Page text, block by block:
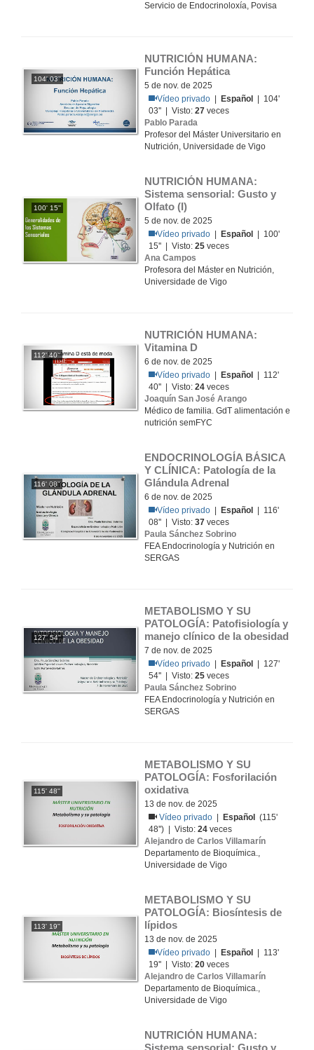
Servicio de Endocrinoloxía, Povisa
104' 03''
NUTRICIÓN HUMANA:
Función Hepática
5 de nov. de 2025
Vídeo privado
Español
| 104'
03'' | Visto:27 veces
Pablo Parada
Profesor del Máster Universitario en
Nutrición, Universidade de Vigo
100' 15''
NUTRICIÓN HUMANA:
Sistema sensorial: Gusto y
Olfato (I)
5 de nov. de 2025
Vídeo privado
Español
| 100'
15'' | Visto:25 veces
Ana Campos
Profesora del Máster en Nutrición,
Universidade de Vigo
112' 40''
NUTRICIÓN HUMANA:
Vitamina D
6 de nov. de 2025
Vídeo privado
Español
| 112'
40'' | Visto:24 veces
Joaquín San José Arango
Médico de familia. GdT alimentación e
nutrición semFYC
116' 08''
ENDOCRINOLOGÍA BÁSICA
Y CLÍNICA: Patología de la
Glándula Adrenal
6 de nov. de 2025
Vídeo privado
Español
| 116'
08'' | Visto:37 veces
Paula Sánchez Sobrino
FEA Endocrinología y Nutrición en
SERGAS
127' 54''
METABOLISMO Y SU
PATOLOGÍA: Patofisiología y
manejo clínico de la obesidad
7 de nov. de 2025
Vídeo privado
Español
| 127'
54'' | Visto:25 veces
Paula Sánchez Sobrino
FEA Endocrinología y Nutrición en
SERGAS
115' 48''
METABOLISMO Y SU
PATOLOGÍA: Fosforilación
oxidativa
13 de nov. de 2025
Vídeo privado
Español
(115'
48'') | Visto:24 veces
Alejandro de Carlos Villamarín
Departamento de Bioquímica.,
Universidade de Vigo
113' 19''
METABOLISMO Y SU
PATOLOGÍA: Biosíntesis de
lípidos
13 de nov. de 2025
Vídeo privado
Español
| 113'
19'' | Visto:20 veces
Alejandro de Carlos Villamarín
Departamento de Bioquímica.,
Universidade de Vigo
NUTRICIÓN HUMANA:
Sistema sensorial: Gusto y